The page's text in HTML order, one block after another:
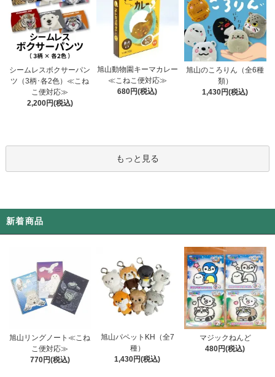
シームレスボクサーパン
ツ（3柄･各2色）≪こね
こ便対応≫
2,200円(税込)
旭山動物園キーマカレー
≪こねこ便対応≫
680円(税込)
旭山のころりん（全6種
類）
1,430円(税込)
もっと見る
新着商品
旭山リングノート≪こね
こ便対応≫
770円(税込)
旭山パペットKH（全7
種）
1,430円(税込)
マジックねんど
480円(税込)